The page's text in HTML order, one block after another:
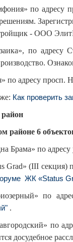
по адресу
- ООО
по адресу
адресу просп.
Как проверить
районе 6
Брама» по адресу
Grad» (III секция)
ЖК «Status
по
.
по
досудебное